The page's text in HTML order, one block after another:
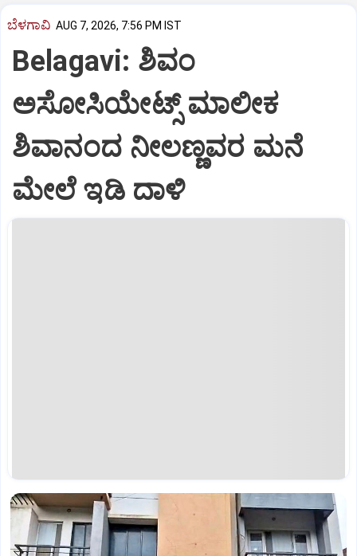
ಬೆಳಗಾವಿ AUG 7, 2026, 7:56 PM IST
Belagavi: ಶಿವಂ
ಅಸೋಸಿಯೇಟ್ಸ್ ಮಾಲೀಕ
ಶಿವಾನಂದ ನೀಲಣ್ಣವರ ಮನೆ
ಮೇಲೆ ಇಡಿ‌ ದಾಳಿ